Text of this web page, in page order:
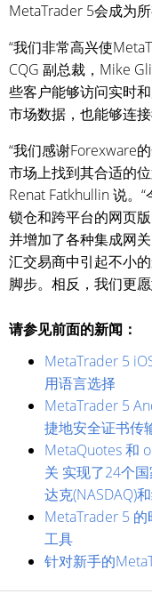
MetaTrader 5会成为
“我们非常高兴使
CQG 副总裁，Mike
些客户能够访问实时
市场数据，也能够连
“我们感谢Forexware
市场上找到其合适的位
Renat Fatkhullin 说。
锁仓和跨平台的网页
并增加了各种集成网
汇交易商中引起不小
脚步。相反，我们更
请参见前面的新闻：
MetaTrader 5
用语言选择
MetaTrader 5
捷地安全证书传
MetaQuotes 和
关 实现了24个
达克(NASDAQ)
MetaTrader 5
工具
针对新手的